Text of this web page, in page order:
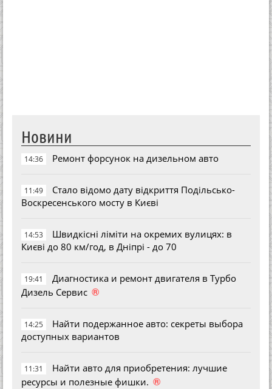
Новини
14:36 Ремонт форсунок на дизельном авто
11:49
Стало відомо дату відкриття Подільсько-
Воскресенського мосту в Києві
14:53
Швидкісні ліміти на окремих вулицях: в
Києві до 80 км/год, в Дніпрі - до 70
19:41
Диагностика и ремонт двигателя в Турбо
Дизель Сервис ®
14:25
Найти подержанное авто: секреты выбора
доступных вариантов
11:31
Найти авто для приобретения: лучшие
ресурсы и полезные фишки. ®